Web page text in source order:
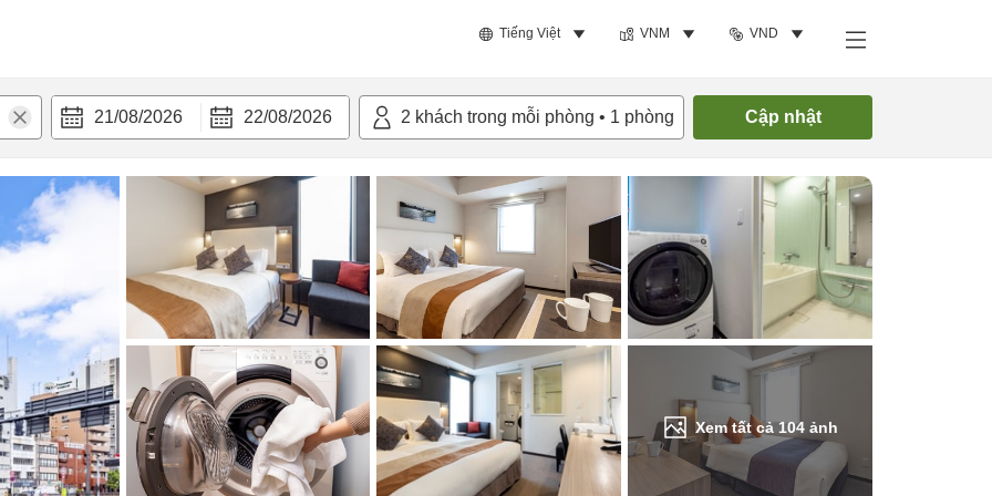
Tiếng Việt VNM VND
21/08/2026 22/08/2026 2 khách trong mỗi phòng • 1 phòng Cập nhật
Xem tất cả104 ảnh
bật Tiện nghi Tìm phòng trống